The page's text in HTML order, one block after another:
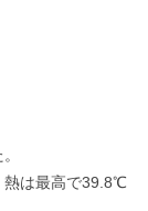
熱は最高で39.8℃